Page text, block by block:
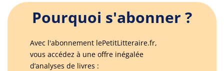
Pourquoi s'abonner ?
Avec l'abonnement lePetitLitteraire.fr,
vous accédez à une offre inégalée
d’analyses de livres :